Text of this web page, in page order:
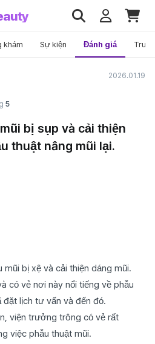
khám Sự kiện Đánh giá
2026.01.19
5
bị sụp và cải thiện
thuật nâng mũi lại.
mũi bị xệ và cải thiện dáng mũi.
có vẻ nơi này nổi tiếng về phẫu
lịch tư vấn và đến đó.
viện trưởng trông có vẻ rất
việc phẫu thuật mũi.